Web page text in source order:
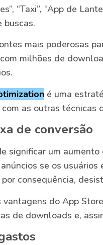
“Taxi”, “App de
buscas.
mais poderosas
milhões de
é uma
as outras técnicas
de conversão
significar um
se os
consequência,
do App
de downloads e,